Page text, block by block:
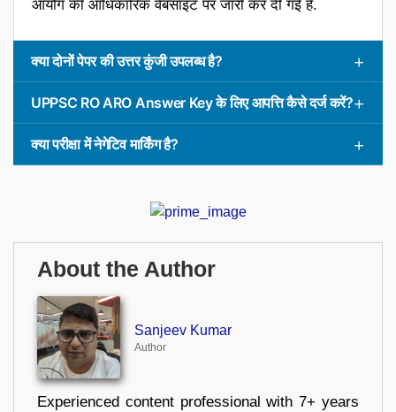
आयोग की आधिकारिक वेबसाइट पर जारी कर दी गई है.
क्या दोनों पेपर की उत्तर कुंजी उपलब्ध है?
UPPSC RO ARO Answer Key के लिए आपत्ति कैसे दर्ज करें?
क्या परीक्षा में नेगेटिव मार्किंग है?
About the Author
Sanjeev Kumar
Author
Experienced content professional with 7+ years